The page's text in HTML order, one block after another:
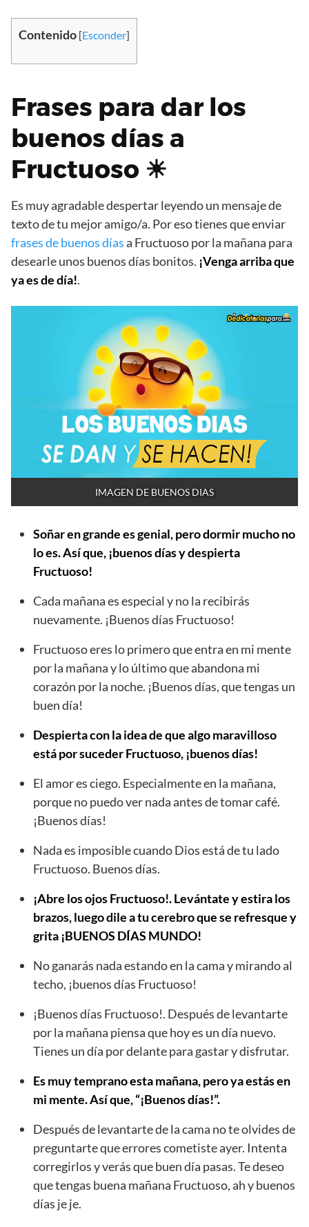
Contenido [Esconder]
Frases para dar los
buenos días a
Fructuoso ☀
Es muy agradable despertar leyendo un mensaje de
texto de tu mejor amigo/a. Por eso tienes que enviar
frases de buenos díasa Fructuoso por la mañana para
desearle unos buenos días bonitos. ¡Venga arriba que
ya es de día!.
IMAGEN DE BUENOS DIAS
Soñar en grande es genial, pero dormir mucho no
lo es. Así que, ¡buenos días y despierta
Fructuoso!
Cada mañana es especial y no la recibirás
nuevamente. ¡Buenos días Fructuoso!
Fructuoso eres lo primero que entra en mi mente
por la mañana y lo último que abandona mi
corazón por la noche. ¡Buenos días, que tengas un
buen día!
Despierta con la idea de que algo maravilloso
está por suceder Fructuoso, ¡buenos días!
El amor es ciego. Especialmente en la mañana,
porque no puedo ver nada antes de tomar café.
¡Buenos días!
Nada es imposible cuando Dios está de tu lado
Fructuoso. Buenos días.
¡Abre los ojos Fructuoso!. Levántate y estira los
brazos, luego dile a tu cerebro que se refresque y
grita ¡BUENOS DÍAS MUNDO!
No ganarás nada estando en la cama y mirando al
techo, ¡buenos días Fructuoso!
¡Buenos días Fructuoso!. Después de levantarte
por la mañana piensa que hoy es un día nuevo.
Tienes un día por delante para gastar y disfrutar.
Es muy temprano esta mañana, pero ya estás en
mi mente. Así que, “¡Buenos días!”.
Después de levantarte de la cama no te olvides de
preguntarte que errores cometiste ayer. Intenta
corregirlos y verás que buen día pasas. Te deseo
que tengas buena mañana Fructuoso, ah y buenos
días je je.